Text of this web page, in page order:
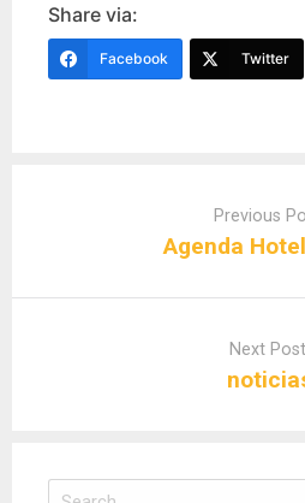
Share via:
Facebook Twitter
Previous
Agenda
Next
Search